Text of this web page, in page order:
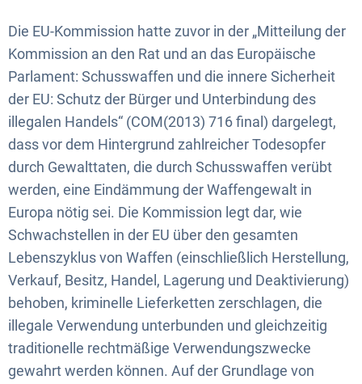
Die EU-Kommission hatte zuvor in der „Mitteilung der
Kommission an den Rat und an das Europäische
Parlament: Schusswaffen und die innere Sicherheit
der EU: Schutz der Bürger und Unterbindung des
illegalen Handels“ (COM(2013) 716 final) dargelegt,
dass vor dem Hintergrund zahlreicher Todesopfer
durch Gewalttaten, die durch Schusswaffen verübt
werden, eine Eindämmung der Waffengewalt in
Europa nötig sei. Die Kommission legt dar, wie
Schwachstellen in der EU über den gesamten
Lebenszyklus von Waffen (einschließlich Herstellung,
Verkauf, Besitz, Handel, Lagerung und Deaktivierung)
behoben, kriminelle Lieferketten zerschlagen, die
illegale Verwendung unterbunden und gleichzeitig
traditionelle rechtmäßige Verwendungszwecke
gewahrt werden können. Auf der Grundlage von